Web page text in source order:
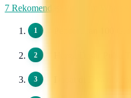
7 Rekomendasi Pengirim